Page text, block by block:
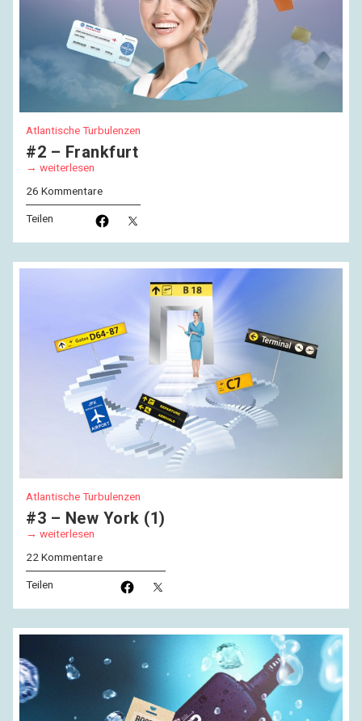
Atlantische Turbulenzen
#2 – Frankfurt
weiterlesen
26 Kommentare
Teilen
Atlantische Turbulenzen
#3 – New York (1)
weiterlesen
22 Kommentare
Teilen